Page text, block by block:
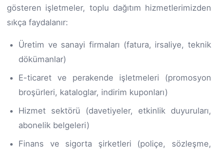
gösteren işletmeler, toplu dağıtım hizmetlerimizden
sıkça faydalanır:
Üretim ve sanayi firmaları (fatura, irsaliye, teknik
dökümanlar)
E-ticaret ve perakende işletmeleri (promosyon
broşürleri, kataloglar, indirim kuponları)
Hizmet sektörü (davetiyeler, etkinlik duyuruları,
abonelik belgeleri)
Finans ve sigorta şirketleri (poliçe, sözleşme,